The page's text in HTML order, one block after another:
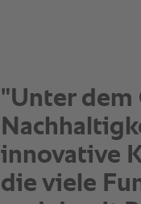
"Sie sind
die
immer